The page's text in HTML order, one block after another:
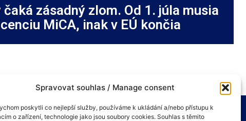
Spravovat souhlas / Manage consent
poskytli co nejlepší služby, používáme k ukládání a/nebo přístupu k
o zařízení, technologie jako jsou soubory cookies. Souhlas s těmito
zásadný zlom. Od 1. júla musia
MiCA, inak v EÚ končia